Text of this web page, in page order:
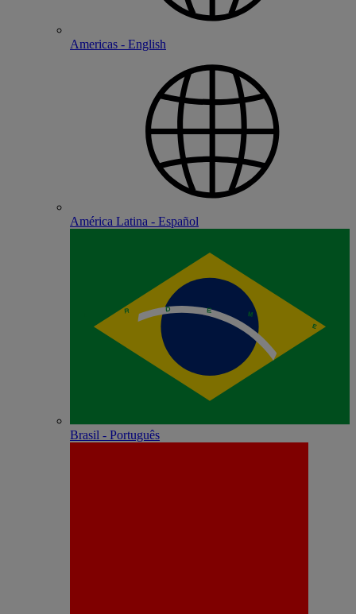
Americas - English
América Latina - Español
Brasil - Português